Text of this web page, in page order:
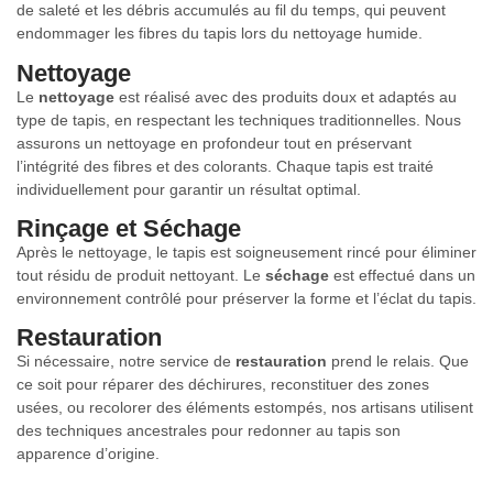
de saleté et les débris accumulés au fil du temps, qui peuvent
endommager les fibres du tapis lors du nettoyage humide.
Nettoyage
Le nettoyage est réalisé avec des produits doux et adaptés au
type de tapis, en respectant les techniques traditionnelles. Nous
assurons un nettoyage en profondeur tout en préservant
l’intégrité des fibres et des colorants. Chaque tapis est traité
individuellement pour garantir un résultat optimal.
Rinçage et Séchage
Après le nettoyage, le tapis est soigneusement rincé pour éliminer
tout résidu de produit nettoyant. Le séchage est effectué dans un
environnement contrôlé pour préserver la forme et l’éclat du tapis.
Restauration
Si nécessaire, notre service de restauration prend le relais. Que
ce soit pour réparer des déchirures, reconstituer des zones
usées, ou recolorer des éléments estompés, nos artisans utilisent
des techniques ancestrales pour redonner au tapis son
apparence d’origine.